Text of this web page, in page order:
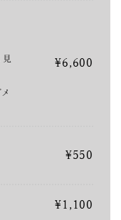
見
¥6,600
¥550
¥1,100